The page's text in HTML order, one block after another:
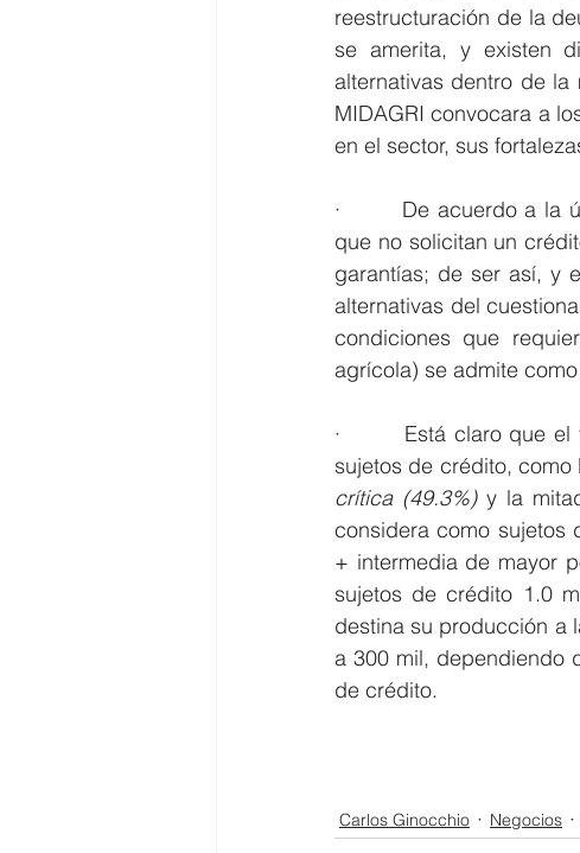
reestructuración de la
se amerita, y existen
alternativas dentro de
MIDAGRI convocara a
en el sector, sus
·        De acuerdo a
que no solicitan un
garantías; de ser así, y
alternativas del
condiciones que
agrícola) se admite
·        Está claro
sujetos de crédito, como
crítica (49.3%) y la
considera como sujetos
+ intermedia de mayor
sujetos de crédito 1.0
destina su producción a
a 300 mil, dependiendo
de crédito.
Carlos Ginocchio Negocios